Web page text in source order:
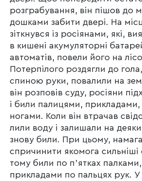
розграбування, він пішов до
дошками забити двері. На
зіткнувся із росіянами, які,
в кишені акумуляторні
автоматів, повели його на
Потерпілого роздягли до гола,
спиною руки, повалили на
він розповів суду, росіяни
і били палицями,
ногами. Коли він втрачав
лили воду і залишали на
знову били. При цьому,
спричинити якомога сильніші
тому били по пʼятках
прикладами по пальцях рук. У